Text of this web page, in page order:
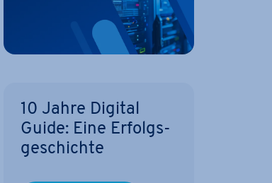
10 Jahre Digital
Guide: Eine Er­folgs­
ge­schich­te